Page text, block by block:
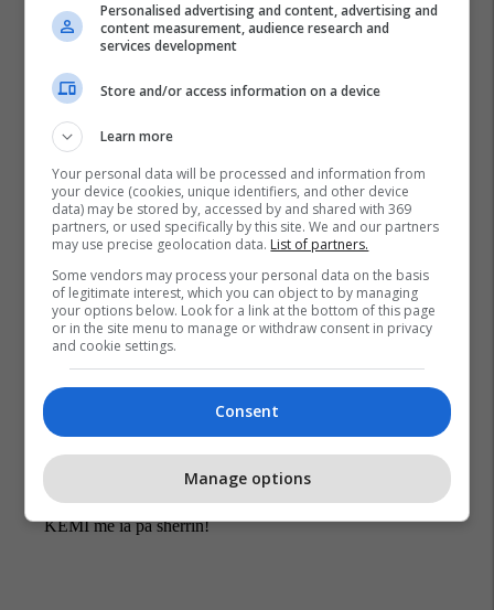
Personalised advertising and content, advertising and
content measurement, audience research and
services development
Store and/or access information on a device
Learn more
Your personal data will be processed and information from
your device (cookies, unique identifiers, and other device
data) may be stored by, accessed by and shared with 369
partners, or used specifically by this site. We and our partners
may use precise geolocation data. List of partners.
Some vendors may process your personal data on the basis
of legitimate interest, which you can object to by managing
your options below. Look for a link at the bottom of this page
or in the site menu to manage or withdraw consent in privacy
and cookie settings.
Consent
Manage options